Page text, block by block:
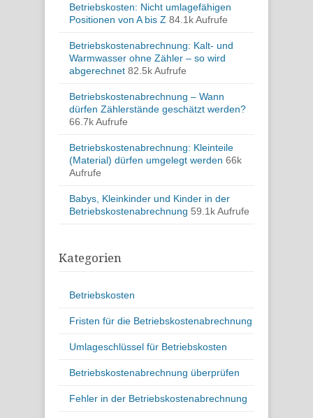
Betriebskosten: Nicht umlagefähigen
Positionen von A bis Z 84.1k Aufrufe
Betriebskostenabrechnung: Kalt- und
Warmwasser ohne Zähler – so wird
abgerechnet 82.5k Aufrufe
Betriebskostenabrechnung – Wann
dürfen Zählerstände geschätzt werden?
66.7k Aufrufe
Betriebskostenabrechnung: Kleinteile
(Material) dürfen umgelegt werden 66k
Aufrufe
Babys, Kleinkinder und Kinder in der
Betriebskostenabrechnung 59.1k Aufrufe
Kategorien
Betriebskosten
Fristen für die Betriebskostenabrechnung
Umlageschlüssel für Betriebskosten
Betriebskostenabrechnung überprüfen
Fehler in der Betriebskostenabrechnung